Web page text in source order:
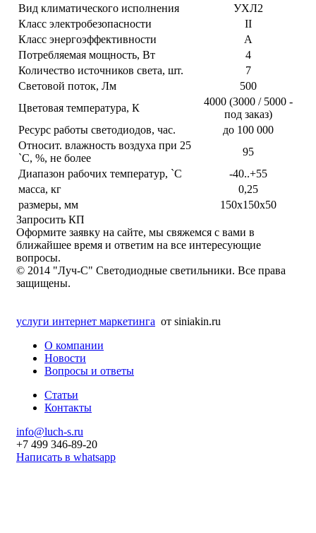
Вид климатического исполнения
УХЛ2
Класс электробезопасности
II
Класс энергоэффективности
А
Потребляемая мощность, Вт
4
Количество источников света, шт.
7
Световой поток, Лм
500
Цветовая температура, К
4000 (3000 / 5000 -
под заказ)
Ресурс работы светодиодов, час.
до 100 000
Относит. влажность воздуха при 25
`С, %, не более
95
Диапазон рабочих температур, `С
-40..+55
масса, кг
0,25
размеры, мм
150х150х50
Запросить КП
Оформите заявку на сайте, мы свяжемся с вами в
ближайшее время и ответим на все интересующие
вопросы.
© 2014 "Луч-С" Светодиодные светильники. Все права
защищены.
услуги интернет маркетинга от siniakin.ru
О компании
Новости
Вопросы и ответы
Статьи
Контакты
info@luch-s.ru
+7 499 346-89-20
Написать в whatsapp